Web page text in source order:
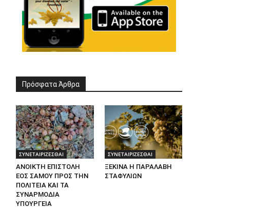
Πρόσφατα Άρθρα
ΣΥΝΕΤΑΙΡΙΖΕΣΘΑΙ
ΑΝΟΙΚΤΗ ΕΠΙΣΤΟΛΗ
ΕΟΣ ΣΑΜΟΥ ΠΡΟΣ ΤΗΝ
ΠΟΛΙΤΕΙΑ ΚΑΙ ΤΑ
ΣΥΝΑΡΜΟΔΙΑ
ΥΠΟΥΡΓΕΙΑ
ΣΥΝΕΤΑΙΡΙΖΕΣΘΑΙ
ΞΕΚΙΝΑ Η ΠΑΡΑΛΑΒΗ
ΣΤΑΦΥΛΙΩΝ